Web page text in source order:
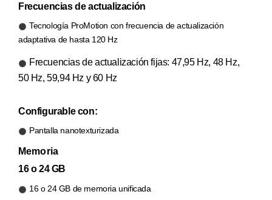
Frecuencias de actualización
Tecnología ProMotion con frecuencia de actualización
adaptativa de hasta 120 Hz
Frecuencias de actualización fijas: 47,95 Hz, 48 Hz,
50 Hz, 59,94 Hz y 60 Hz
Configurable con:
Pantalla nanotexturizada
Memoria
16 o 24 GB
16 o 24 GB de memoria unificada